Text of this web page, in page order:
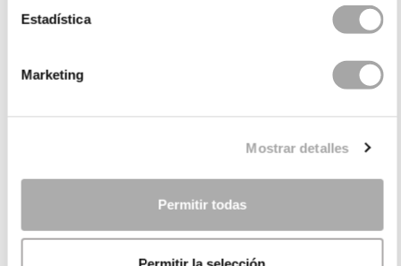
Estadística
Marketing
Mostrar detalles
Permitir todas
HAI BISOGNO DI AIUTO?
PUNTI VENDITA